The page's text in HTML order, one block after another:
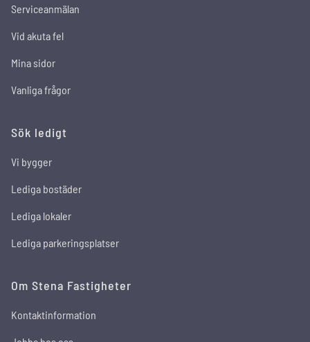
Serviceanmälan
Vid akuta fel
Mina sidor
Vanliga frågor
Sök ledigt
Vi bygger
Lediga bostäder
Lediga lokaler
Lediga parkeringsplatser
Om Stena Fastigheter
Kontaktinformation